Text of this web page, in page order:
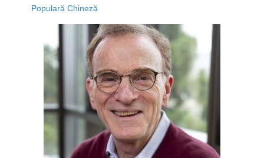
Populară Chineză